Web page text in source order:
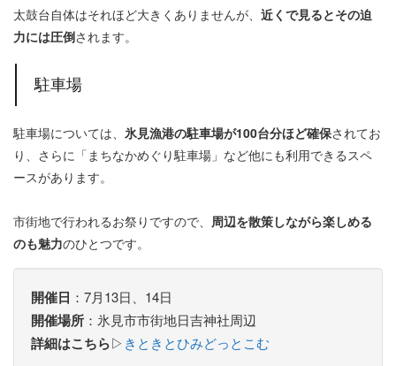
太鼓台自体はそれほど大きくありませんが、 近くで見るとその迫
力には圧倒されます。
駐車場
駐車場については、 氷見漁港の駐車場が100台分ほど確保されてお
り、さらに「まちなかめぐり駐車場」など他にも利用できるスペ
ースがあります。
市街地で行われるお祭りですので、 周辺を散策しながら楽しめる
のも魅力のひとつです。
開催日 ：7月13日、14日
開催場所 ：氷見市市街地日吉神社周辺
詳細はこちら▷ きときとひみどっとこむ